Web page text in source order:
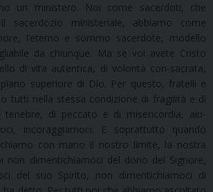
un ministero. Noi come sacerdoti, che
sacerdozio ministeriale, abbiamo come
l’eterno e sommo sacerdote, modello
da chiunque. Ma se voi avete Cristo
di vita autentica, di volontà con-sacrata,
piano superiore di Dio. Per questo, fratelli e
tutti nella stessa condizione di fragilità e di
di peccato e di misericordia, aiu-
incoraggiamoci. E soprattutto quando
con mano il nostro limite, la nostra
non dimentichiamoci del dono del Signore,
del suo Spirito, non dimentichiamoci di